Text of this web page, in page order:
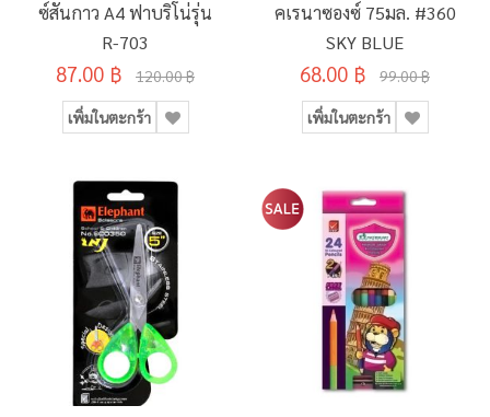
ซ์สันกาว A4 ฟาบริโน่รุ่น
R-703
87.00 ฿ 120.00 ฿
เพิ่มในตะกร้า
คเรนาซองซ์ 75มล. #360
SKY BLUE
68.00 ฿ 99.00 ฿
เพิ่มในตะกร้า